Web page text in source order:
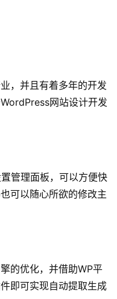
，并且有着多年的开发
网站设计开发
管理面板，可以方便快
可以随心所欲的修改主
的优化，并借助WP平
即可实现自动提取生成